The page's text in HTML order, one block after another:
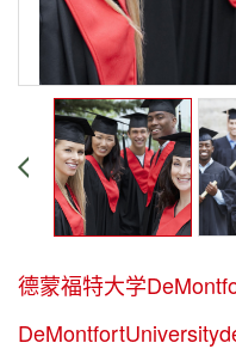
德蒙福特大学